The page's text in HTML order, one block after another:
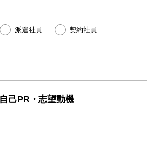
派遣社員
契約社員
自己PR・志望動機